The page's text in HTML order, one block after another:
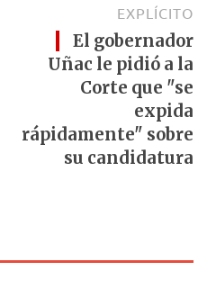
EXPLÍCITO
El gobernador
Uñac le pidió a la
Corte que "se
expida
rápidamente" sobre
su candidatura